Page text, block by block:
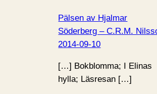
Pälsen av Hjalmar
Söderberg – C.R.M.
2014-09-10
[…] Bokblomma; I Elinas
hylla; Läsresan […]